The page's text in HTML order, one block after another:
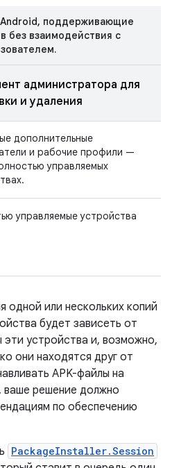
поддерживающие
без взаимодействия с
администратора для
и удаления
дополнительные
и рабочие профили —
управляемых
управляемые устройства
одной или нескольких копий
будет зависеть от
эти устройства и, возможно,
они находятся друг от
APK-файлы на
ваше решение должно
по обеспечению
PackageInstaller.Session